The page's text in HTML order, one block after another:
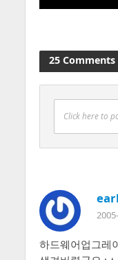
25 Comments
Click here to
하드웨어업그레